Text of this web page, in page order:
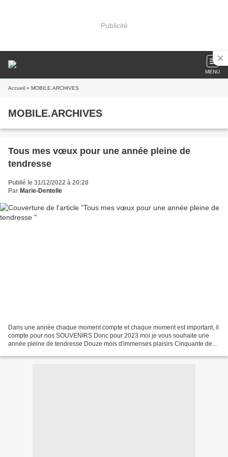
Publicité
MENU
Accueil » MOBILE.ARCHIVES
MOBILE.ARCHIVES
Tous mes vœux pour une année pleine de
tendresse
Publié le 31/12/2022 à 20:28
Par Marie-Dentelle
Dans une année chaque moment compte et chaque moment est important, il
compte pour nos SOUVENIRS Donc pour 2023 moi je vous souhaite une
année pleine de tendresse Douze mois d'immenses plaisirs Cinquante deux